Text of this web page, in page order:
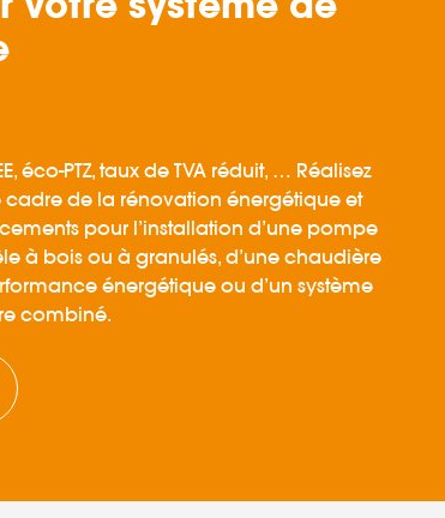
éco-PTZ, taux de TVA réduit, … Réalisez
cadre de la rénovation énergétique et
pour l’installation d’une pompe
à bois ou à granulés, d’une chaudière
énergétique ou d’un système
combiné.